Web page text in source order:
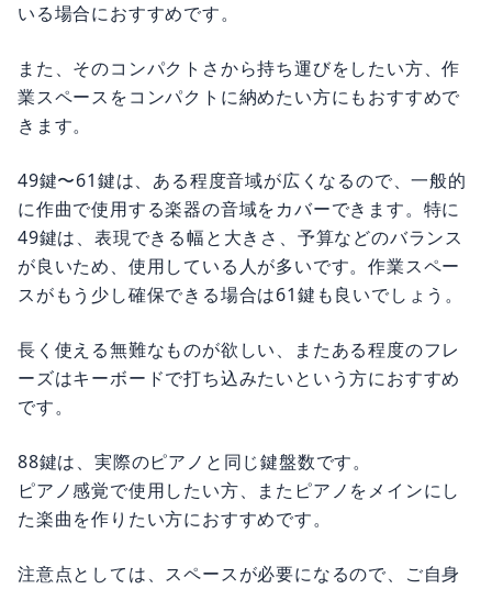
いる場合におすすめです。
また、そのコンパクトさから持ち運びをしたい方、作
業スペースをコンパクトに納めたい方にもおすすめで
きます。
49鍵〜61鍵は、ある程度音域が広くなるので、一般的
に作曲で使用する楽器の音域をカバーできます。特に
49鍵は、表現できる幅と大きさ、予算などのバランス
が良いため、使用している人が多いです。作業スペー
スがもう少し確保できる場合は61鍵も良いでしょう。
長く使える無難なものが欲しい、またある程度のフレ
ーズはキーボードで打ち込みたいという方におすすめ
です。
88鍵は、実際のピアノと同じ鍵盤数です。
ピアノ感覚で使用したい方、またピアノをメインにし
た楽曲を作りたい方におすすめです。
注意点としては、スペースが必要になるので、ご自身